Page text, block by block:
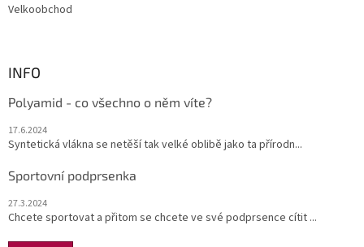
Velkoobchod
INFO
Polyamid - co všechno o něm víte?
17.6.2024
Syntetická vlákna se netěší tak velké oblibě jako ta přírodn...
Sportovní podprsenka
27.3.2024
Chcete sportovat a přitom se chcete ve své podprsence cítit ...